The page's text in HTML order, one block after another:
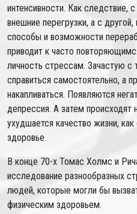
интенсивности. Как следствие,
внешние перегрузки, а с
способы и возможности
приводит к часто
личность стрессам. Зачастую с
справиться самостоятельно, а
накапливаться. Появляются
депрессия. А затем происходят
ухудшается качество жизни,
здоровье.
В конце 70-х Томас Холмс и
исследование разнообразных
людей, которые могли бы
физическим здоровьем.